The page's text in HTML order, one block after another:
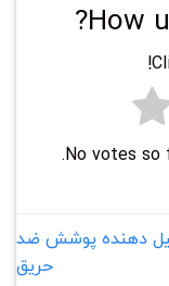
How
No votes so
دهنده پوشش ضد
حریق